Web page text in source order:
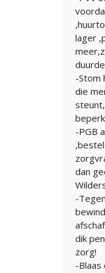
lager
-Stom
die
-PGB
dan
-
dik
zorg!
-Blaas